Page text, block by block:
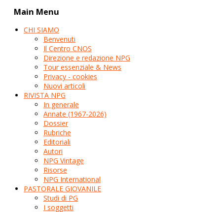
Main Menu
CHI SIAMO
Benvenuti
Il Centro CNOS
Direzione e redazione NPG
Tour essenziale & News
Privacy - cookies
Nuovi articoli
RIVISTA NPG
In generale
Annate (1967-2026)
Dossier
Rubriche
Editoriali
Autori
NPG Vintage
Risorse
NPG International
PASTORALE GIOVANILE
Studi di PG
I soggetti